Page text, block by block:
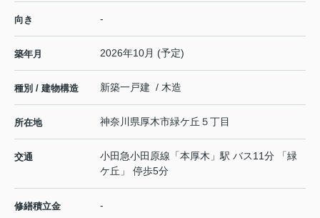
向き -
築年月 2026年10月 (予定)
種別 / 建物構造 新築一戸建 / 木造
所在地 神奈川県厚木市緑ケ丘 ５丁目
交通 小田急小田原線 「本厚木 」駅 バス11分 「緑
ケ丘」 停歩5分
修繕積立金 -